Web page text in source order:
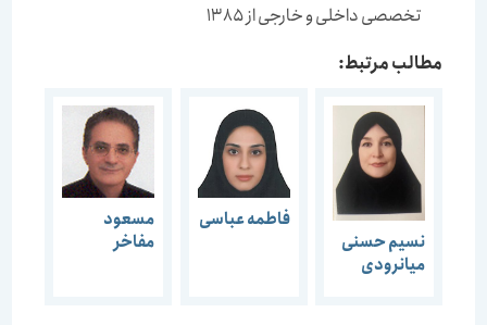
تخصصی داخلی و خارجی از 1385
مطالب مرتبط:
نسیم حسنی
میانرودی
فاطمه عباسی
مسعود
مفاخر